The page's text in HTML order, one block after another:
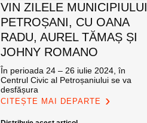
VIN ZILELE MUNICIPIULUI
PETROȘANI, CU OANA
RADU, AUREL TĂMAȘ ȘI
JOHNY ROMANO
În perioada 24 – 26 iulie 2024, în
Centrul Civic al Petroșaniului se va
desfășura
CITEȘTE MAI DEPARTE